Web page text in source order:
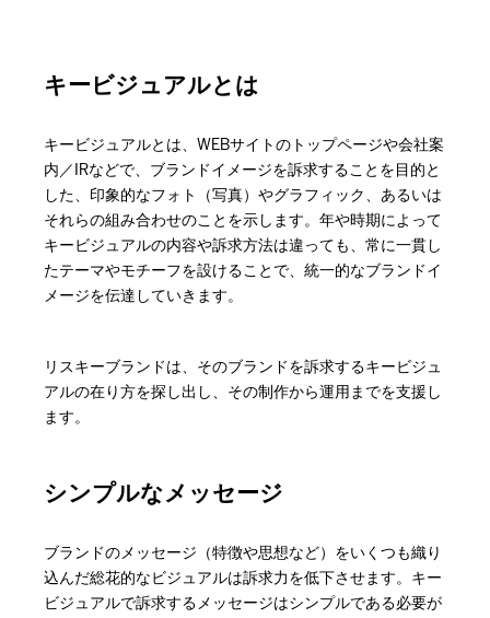
キービジュアルとは
キービジュアルとは、WEBサイトのトップページや会社案
内／IRなどで、ブランドイメージを訴求することを目的と
した、印象的なフォト（写真）やグラフィック、あるいは
それらの組み合わせのことを示します。年や時期によって
キービジュアルの内容や訴求方法は違っても、常に一貫し
たテーマやモチーフを設けることで、統一的なブランドイ
メージを伝達していきます。
リスキーブランドは、そのブランドを訴求するキービジュ
アルの在り方を探し出し、その制作から運用までを支援し
ます。
シンプルなメッセージ
ブランドのメッセージ（特徴や思想など）をいくつも織り
込んだ総花的なビジュアルは訴求力を低下させます。キー
ビジュアルで訴求するメッセージはシンプルである必要が